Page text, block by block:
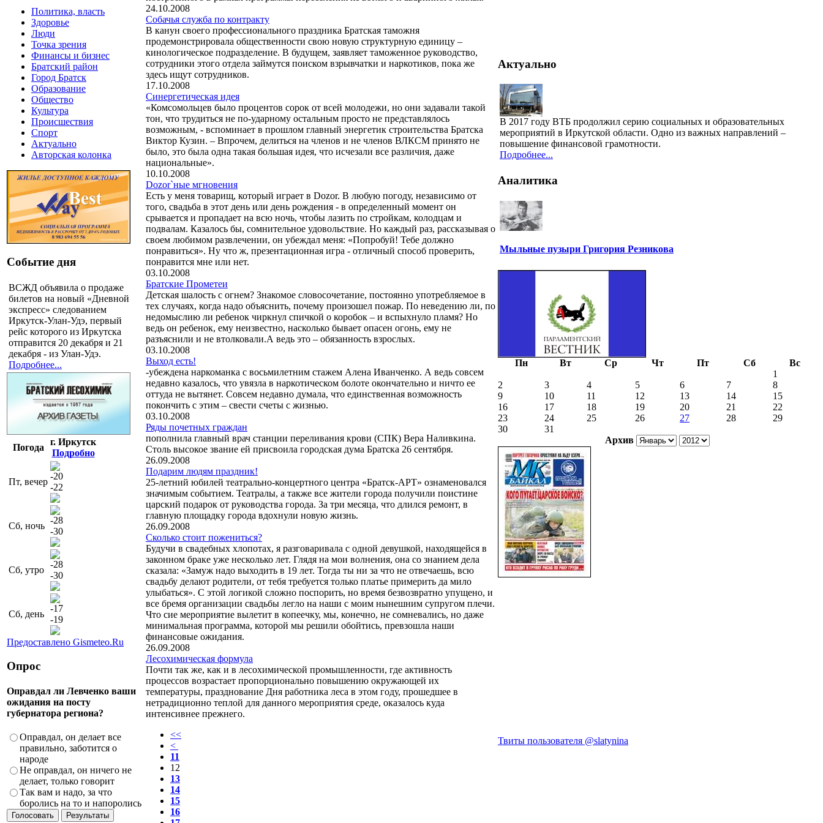
Политика, власть
Здоровье
Люди
Точка зрения
Финансы и бизнес
Братский район
Город Братск
Образование
Общество
Культура
Происшествия
Спорт
Актуально
Авторская колонка
Событие дня
ВСЖД объявила о продаже
билетов на новый «Дневной
экспресс» следованием
Иркутск-Улан-Удэ, первый
рейс которого из Иркутска
отправится 20 декабря и 21
декабря - из Улан-Удэ.
Подробнее...
Погода
г. Иркутск
Подробно
Пт, вечер
-20
-22
Сб, ночь
-28
-30
Сб, утро
-28
-30
Сб, день
-17
-19
Предоставлено Gismeteo.Ru
Опрос
Оправдал ли Левченко ваши
ожидания на посту
губернатора региона?
Оправдал, он делает все
правильно, заботится о
народе
Не оправдал, он ничего не
делает, только говорит
Так вам и надо, за что
боролись на то и напоролись
24.10.2008
Собачья служба по контракту
В канун своего профессионального праздника Братская таможня
продемонстрировала общественности свою новую структурную единицу –
кинологическое подразделение. В будущем, заявляет таможенное руководство,
сотрудники этого отдела займутся поиском взрывчатки и наркотиков, пока же
здесь ищут сотрудников.
17.10.2008
Синергетическая идея
«Комсомольцев было процентов сорок от всей молодежи, но они задавали такой
тон, что трудиться не по-ударному остальным просто не представлялось
возможным, - вспоминает в прошлом главный энергетик строительства Братска
Виктор Кузин. – Впрочем, делиться на членов и не членов ВЛКСМ принято не
было, это была одна такая большая идея, что исчезали все различия, даже
национальные».
10.10.2008
Dozor`ные мгновения
Есть у меня товарищ, который играет в Dozor. В любую погоду, независимо от
того, свадьба в этот день или день рождения - в определенный момент он
срывается и пропадает на всю ночь, чтобы лазить по стройкам, колодцам и
подвалам. Казалось бы, сомнительное удовольствие. Но каждый раз, рассказывая о
своем любимом развлечении, он убеждал меня: «Попробуй! Тебе должно
понравиться». Ну что ж, презентационная игра - отличный способ проверить,
понравится мне или нет.
03.10.2008
Братские Прометеи
Детская шалость с огнем? Знакомое словосочетание, постоянно употребляемое в
тех случаях, когда надо объяснить, почему произошел пожар. По неведению ли, по
недомыслию ли ребенок чиркнул спичкой о коробок – и вспыхнуло пламя? Но
ведь он ребенок, ему неизвестно, насколько бывает опасен огонь, ему не
разъяснили и не втолковали.А ведь это – обязанность взрослых.
03.10.2008
Выход есть!
-убеждена наркоманка с восьмилетним стажем Алена Иванченко. А ведь совсем
недавно казалось, что увязла в наркотическом болоте окончательно и ничто ее
оттуда не вытянет. Совсем недавно думала, что единственная возможность
покончить с этим – свести счеты с жизнью.
03.10.2008
Ряды почетных граждан
пополнила главный врач станции переливания крови (СПК) Вера Наливкина.
Столь высокое звание ей присвоила городская дума Братска 26 сентября.
26.09.2008
Подарим людям праздник!
25-летний юбилей театрально-концертного центра «Братск-АРТ» ознаменовался
значимым событием. Театралы, а также все жители города получили поистине
царский подарок от руководства города. За три месяца, что длился ремонт, в
главную площадку города вдохнули новую жизнь.
26.09.2008
Сколько стоит пожениться?
Будучи в свадебных хлопотах, я разговаривала с одной девушкой, находящейся в
законном браке уже несколько лет. Глядя на мои волнения, она со знанием дела
сказала: «Замуж надо выходить в 19 лет. Тогда ты ни за что не отвечаешь, всю
свадьбу делают родители, от тебя требуется только платье примерить да мило
улыбаться». С этой логикой сложно поспорить, но время безвозвратно упущено, и
все бремя организации свадьбы легло на наши с моим нынешним супругом плечи.
Что сие мероприятие вылетит в копеечку, мы, конечно, не сомневались, но даже
минимальная программа, которой мы решили обойтись, превзошла наши
финансовые ожидания.
26.09.2008
Лесохимическая формула
Почти так же, как и в лесохимической промышленности, где активность
процессов возрастает пропорционально повышению окружающей их
температуры, празднование Дня работника леса в этом году, прошедшее в
нетрадиционно теплой для данного мероприятия среде, оказалось куда
интенсивнее прежнего.
<<
<
11
12
13
14
15
16
Актуально
В 2017 году ВТБ продолжил серию социальных и образовательных
мероприятий в Иркутской области. Одно из важных направлений –
повышение финансовой грамотности.
Подробнее...
Аналитика
Мыльные пузыри Григория Резникова
Пн Вт Ср Чт Пт Сб
Вс
1
2
3 4 5 6 7
8
9
10 11 12 13 14
15
16
17 18 19 20 21
22
23
24 25 26 27 28
29
30
31
Архив
Твиты пользователя @slatynina